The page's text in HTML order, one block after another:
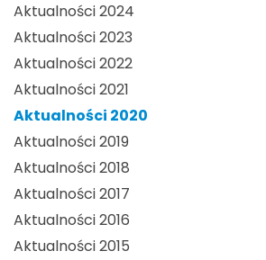
Aktualności 2024
Aktualności 2023
Aktualności 2022
Aktualności 2021
Aktualności 2020
Aktualności 2019
Aktualności 2018
Aktualności 2017
Aktualności 2016
Aktualności 2015